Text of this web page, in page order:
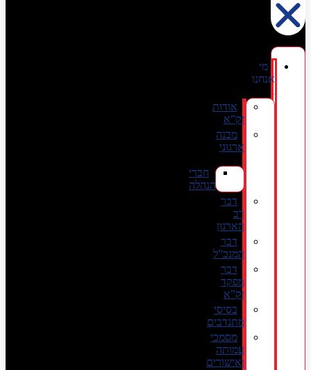
מי
אנחנו
אודות
זק”א
מבנה
ארגוני
חברי
הנהלה
דבר
רב
הארגון
דבר
המנכ”ל
דבר
מפקד
זק”א
בסיסי
מתנדבים
מסמכי
עמותה
ואישורים